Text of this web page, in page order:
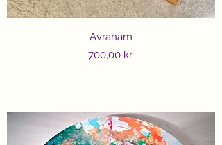
Avraham
Price
700,00 kr.